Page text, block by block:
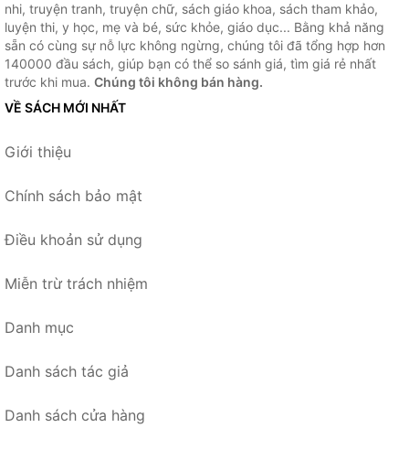
nhi, truyện tranh, truyện chữ, sách giáo khoa, sách tham khảo,
luyện thi, y học, mẹ và bé, sức khỏe, giáo dục... Bằng khả năng
sẵn có cùng sự nỗ lực không ngừng, chúng tôi đã tổng hợp hơn
140000 đầu sách, giúp bạn có thể so sánh giá, tìm giá rẻ nhất
trước khi mua. Chúng tôi không bán hàng.
VỀ SÁCH MỚI NHẤT
Giới thiệu
Chính sách bảo mật
Điều khoản sử dụng
Miễn trừ trách nhiệm
Danh mục
Danh sách tác giả
Danh sách cửa hàng